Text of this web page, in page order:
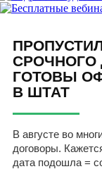
СРОЧНОГО
ГОТОВЫ
В ШТАТ
В августе во
договоры.
дата подошла =